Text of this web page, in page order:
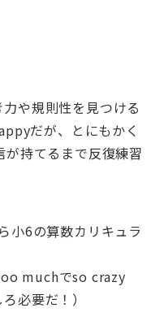
や規則性を見つける
だが、とにもかく
持てるまで反復練習
小6の算数カリキュラ
muchでso crazy
必要だ！）